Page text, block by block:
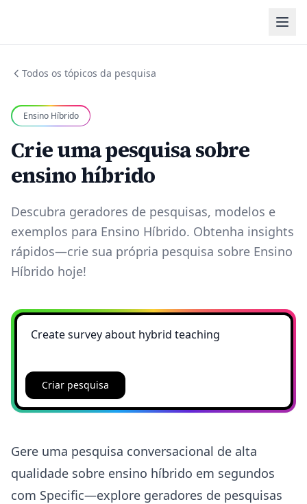
Todos os tópicos da pesquisa
Ensino Híbrido
Crie uma pesquisa sobre
ensino híbrido
Descubra geradores de pesquisas, modelos e
exemplos para Ensino Híbrido. Obtenha insights
rápidos—crie sua própria pesquisa sobre Ensino
Híbrido hoje!
Criar pesquisa
Gere uma pesquisa conversacional de alta
qualidade sobre ensino híbrido em segundos
com Specific—explore geradores de pesquisas